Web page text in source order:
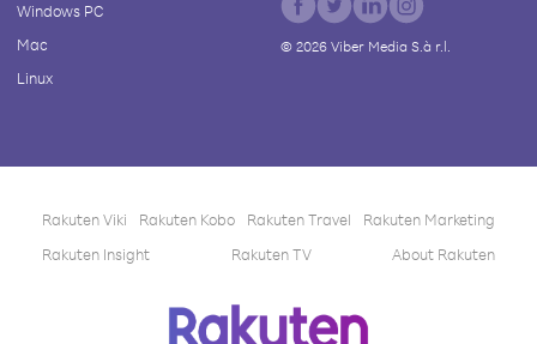
Windows PC
Mac
Linux
© 2026Viber Media S.à r.l.
Rakuten Viki Rakuten Kobo Rakuten Travel
Rakuten Marketing
Rakuten Insight
Rakuten TV About Rakuten